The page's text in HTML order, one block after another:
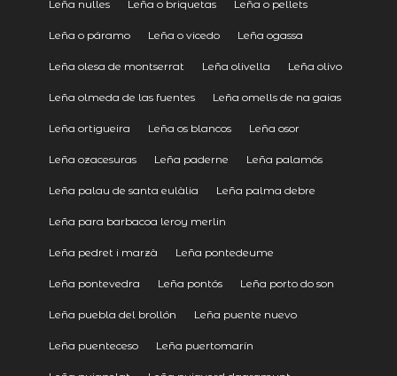
Leña nulles Leña o briquetas Leña o pellets
Leña o páramo Leña o vicedo Leña ogassa
Leña olesa de montserrat Leña olivella Leña olivo
Leña olmeda de las fuentes Leña omells de na gaias
Leña ortigueira Leña os blancos Leña osor
Leña ozacesuras Leña paderne Leña palamós
Leña palau de santa eulàlia Leña palma debre
Leña para barbacoa leroy merlin
Leña pedret i marzà Leña pontedeume
Leña pontevedra Leña pontós Leña porto do son
Leña puebla del brollón Leña puente nuevo
Leña puenteceso Leña puertomarín